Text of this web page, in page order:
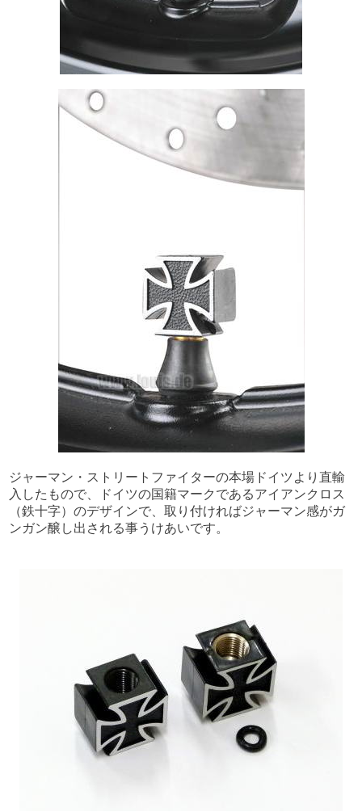
ジャーマン・ストリートファイターの本場ドイツより直輸
入したもので、ドイツの国籍マークであるアイアンクロス
（鉄十字）のデザインで、取り付ければジャーマン感がガ
ンガン醸し出される事うけあいです。